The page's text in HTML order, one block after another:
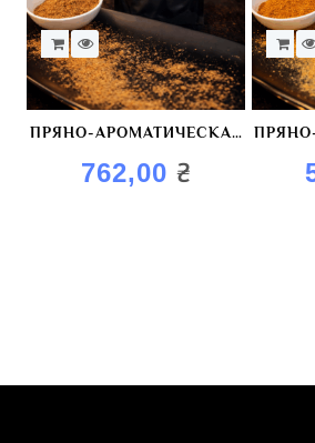
ПРЯНО-АРОМАТИЧЕСКАЯ
СМЕСЬ «ДОМАШНИЙ
BBQ»
762,00 ₴